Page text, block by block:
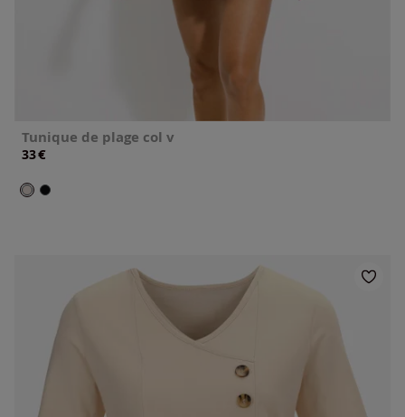
Tunique de plage col v
33€